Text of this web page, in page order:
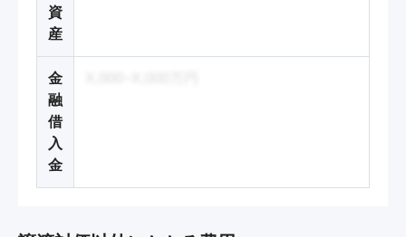
資
産
金
融
借
入
金